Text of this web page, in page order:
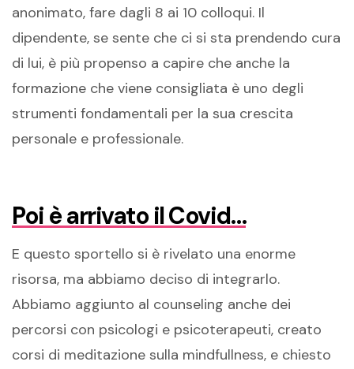
anonimato, fare dagli 8 ai 10 colloqui. Il
dipendente, se sente che ci si sta prendendo cura
di lui, è più propenso a capire che anche la
formazione che viene consigliata è uno degli
strumenti fondamentali per la sua crescita
personale e professionale.
Poi è arrivato il Covid…
E questo sportello si è rivelato una enorme
risorsa, ma abbiamo deciso di integrarlo.
Abbiamo aggiunto al counseling anche dei
percorsi con psicologi e psicoterapeuti, creato
corsi di meditazione sulla mindfullness, e chiesto